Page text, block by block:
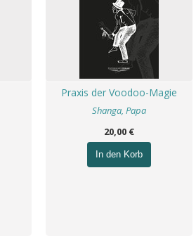
Praxis der Voodoo-Magie
Shanga, Papa
20,00 €
In den Korb